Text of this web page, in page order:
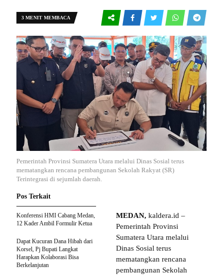
3 MENIT MEMBACA
Pemerintah Provinsi Sumatera Utara melalui Dinas Sosial terus
mematangkan rencana pembangunan Sekolah Rakyat (SR)
Terintegrasi di sejumlah daerah.
MEDAN, kaldera.id –
Pemerintah Provinsi
Sumatera Utara melalui
Dinas Sosial terus
mematangkan rencana
pembangunan Sekolah
Pos Terkait
Konferensi HMI Cabang Medan,
12 Kader Ambil Formulir Ketua
Dapat Kucuran Dana Hibah dari
Korsel, Pj Bupati Langkat
Harapkan Kolaborasi Bisa
Berkelanjutan